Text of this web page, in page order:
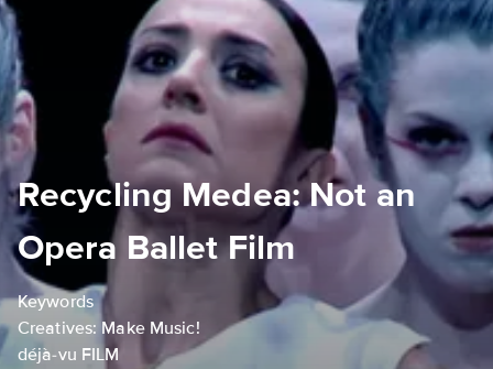
Recycling Medea: Not an
Opera Ballet Film
Keywords
Creatives: Make Music!
déjà-vu FILM